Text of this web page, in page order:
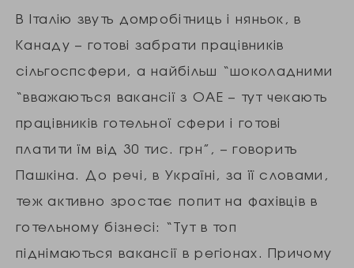
В Італію звуть домробітниць і няньок, в
Канаду – готові забрати працівників
сільгоспсфери, а найбільш “шоколадними
“вважаються вакансії з ОАЕ – тут чекають
працівників готельної сфери і готові
платити їм від 30 тис. грн”, – говорить
Пашкіна. До речі, в Україні, за її словами,
теж активно зростає попит на фахівців в
готельному бізнесі: “Тут в топ
піднімаються вакансії в регіонах. Причому